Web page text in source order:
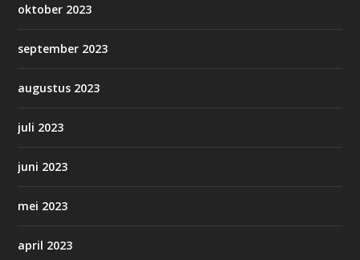
oktober 2023
september 2023
augustus 2023
juli 2023
juni 2023
mei 2023
april 2023